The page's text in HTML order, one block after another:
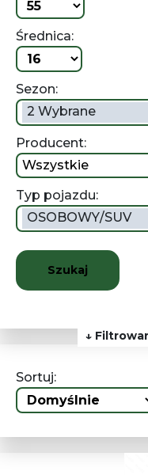
Średnica:
Sezon:
2 Wybrane
Producent:
wszystkie
Typ pojazdu:
OSOBOWY/SUV
Szukaj
↓
Sortuj: